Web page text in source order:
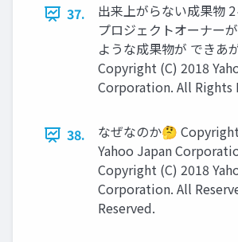
37.
出来上がらない成果物
プロジェクトオーナー
ような成果物が できあ
Copyright (C) 2018
Corporation. All Rights
38.
なぜなのか🤔
Yahoo Japan
Copyright (C) 2018
Corporation. All
Reserved.